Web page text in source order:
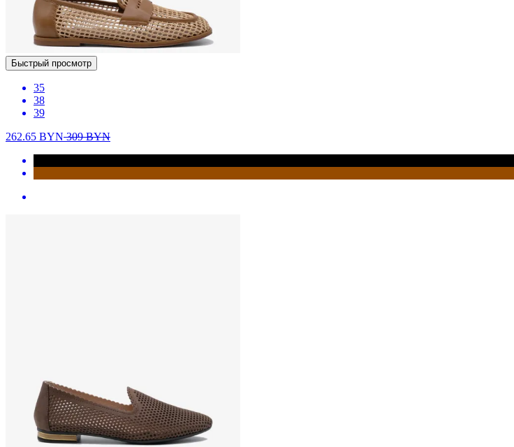
Быстрый просмотр
35
38
39
262.65 BYN309BYN